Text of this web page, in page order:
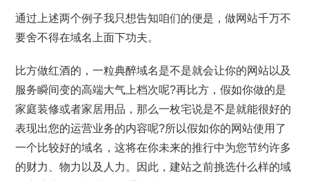
通过上述两个例子我只想告知咱们的便是，做网站千万不
要舍不得在域名上面下功夫。
比方做红酒的，一粒典醉域名是不是就会让你的网站以及
服务瞬间变的高端大气上档次呢?再比方，假如你做的是
家庭装修或者家居用品，那么一枚宅说是不是就能很好的
表现出您的运营业务的内容呢?所以假如你的网站使用了
一个比较好的域名，这将在你未来的推行中为您节约许多
的财力、物力以及人力。因此，建站之前挑选什么样的域